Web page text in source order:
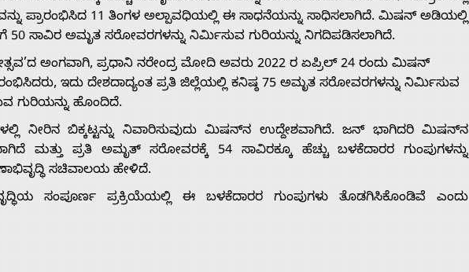
ಪ್ರಾರಂಭಿಸಿದ 11 ತಿಂಗಳ ಅಲ್ಪಾವಧಿಯಲ್ಲಿ ಈ ಸಾಧನೆಯನ್ನು ಸಾಧಿಸಲಾಗಿದೆ. ಮಿಷನ್ ಅಡಿಯಲ್ಲಿ
50 ಸಾವಿರ ಅಮೃತ ಸರೋವರಗಳನ್ನು ನಿರ್ಮಿಸುವ ಗುರಿಯನ್ನು ನಿಗದಿಪಡಿಸಲಾಗಿದೆ.
ಅಂಗವಾಗಿ, ಪ್ರಧಾನಿ ನರೇಂದ್ರ ಮೋದಿ ಅವರು 2022 ರ ಏಪ್ರಿಲ್ 24 ರಂದು ಮಿಷನ್
ಇದು ದೇಶದಾದ್ಯಂತ ಪ್ರತಿ ಜಿಲ್ಲೆಯಲ್ಲಿ ಕನಿಷ್ಠ 75 ಅಮೃತ ಸರೋವರಗಳನ್ನು ನಿರ್ಮಿಸುವ
ಗುರಿಯನ್ನು ಹೊಂದಿದೆ.
ನೀರಿನ ಬಿಕ್ಕಟ್ಟನ್ನು ನಿವಾರಿಸುವುದು ಮಿಷನ್‌ನ ಉದ್ದೇಶವಾಗಿದೆ. ಜನ್ ಭಾಗಿದರಿ ಮಿಷನ್‌ನ
ಮತ್ತು ಪ್ರತಿ ಅಮೃತ್ ಸರೋವರಕ್ಕೆ 54 ಸಾವಿರಕ್ಕೂ ಹೆಚ್ಚು ಬಳಕೆದಾರರ ಗುಂಪುಗಳನ್ನು
ಸಚಿವಾಲಯ ಹೇಳಿದೆ.
ಸಂಪೂರ್ಣ ಪ್ರಕ್ರಿಯೆಯಲ್ಲಿ ಈ ಬಳಕೆದಾರರ ಗುಂಪುಗಳು ತೊಡಗಿಸಿಕೊಂಡಿವೆ ಎಂದು